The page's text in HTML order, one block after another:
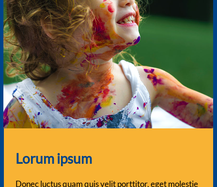
Lorum ipsum
Donec luctus quam quis velit porttitor, eget molestie